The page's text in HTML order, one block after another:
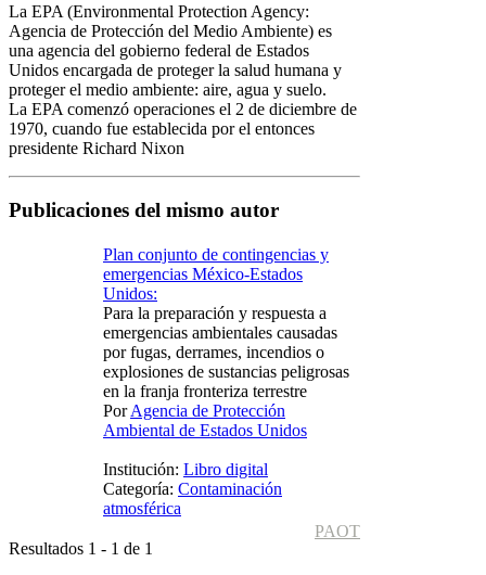
La EPA (Environmental Protection Agency:
Agencia de Protección del Medio Ambiente) es
una agencia del gobierno federal de Estados
Unidos encargada de proteger la salud humana y
proteger el medio ambiente: aire, agua y suelo.
La EPA comenzó operaciones el 2 de diciembre de
1970, cuando fue establecida por el entonces
presidente Richard Nixon
Publicaciones del mismo autor
Plan conjunto de contingencias y
emergencias México-Estados
Unidos:
Para la preparación y respuesta a
emergencias ambientales causadas
por fugas, derrames, incendios o
explosiones de sustancias peligrosas
en la franja fronteriza terrestre
PorAgencia de Protección
Ambiental de Estados Unidos
Institución: Libro digital
Categoría: Contaminación
atmosférica
PAOT
Resultados 1 - 1 de 1